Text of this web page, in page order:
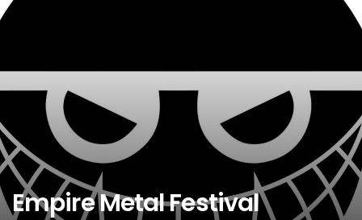
Empire Metal Festival